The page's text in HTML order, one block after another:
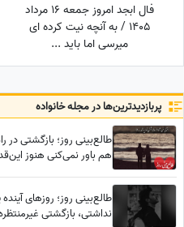
فال ابجد امروز جمعه 16 مرداد
1405 / به آنچه نیت کرده ای
میرسی اما باید ...
پربازدید‌ترین‌ها در مجله خانواده
طالع‌بینی روز؛ بازگشتی
هم باور نمی‌کنی هنوز
طالع‌بینی روز؛ روزهای
نداشتی، بازگشتی